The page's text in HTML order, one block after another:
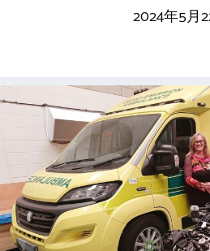
2024年5月